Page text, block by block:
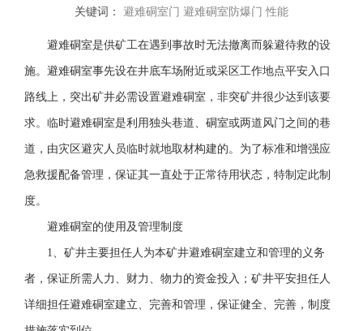
关键词： 避难硐室门 避难硐室防爆门 性能
避难硐室是供矿工在遇到事故时无法撤离而躲避待救的设
施。避难硐室事先设在井底车场附近或采区工作地点平安入口
路线上，突出矿井必需设置避难硐室，非突矿井很少达到该要
求。临时避难硐室是利用独头巷道、硐室或两道风门之间的巷
道，由灾区避灾人员临时就地取材构建的。为了标准和增强应
急救援配备管理，保证其一直处于正常待用状态，特制定此制
度。
避难硐室的使用及管理制度
1、矿井主要担任人为本矿井避难硐室建立和管理的义务
者，保证所需人力、财力、物力的资金投入；矿井平安担任人
详细担任避难硐室建立、完善和管理，保证健全、完善，制度